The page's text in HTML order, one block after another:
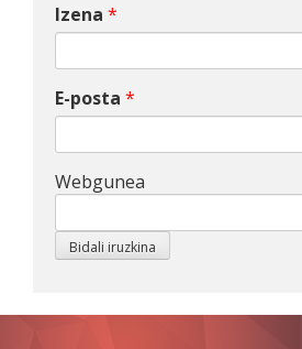
Izena *
E-posta *
Webgunea